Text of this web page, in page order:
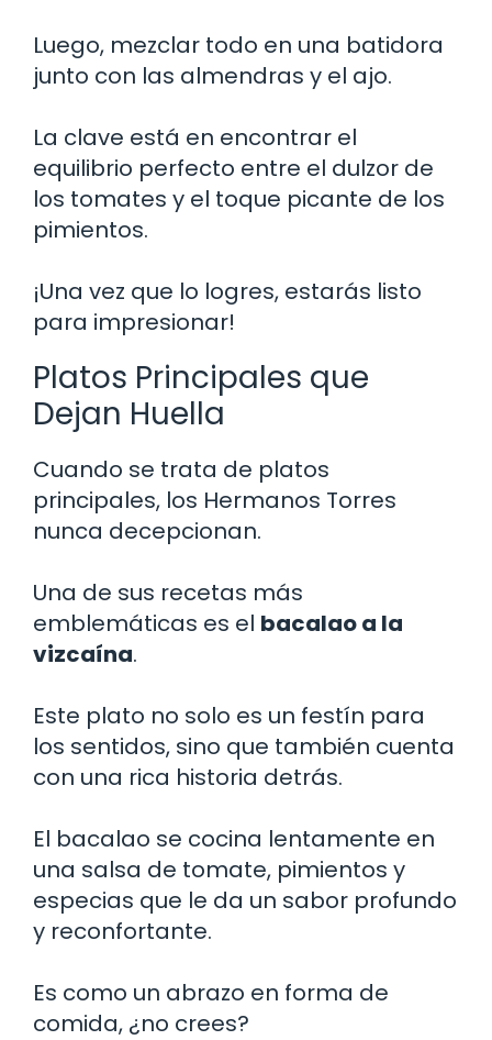
Luego, mezclar todo en una batidora
junto con las almendras y el ajo.
La clave está en encontrar el
equilibrio perfecto entre el dulzor de
los tomates y el toque picante de los
pimientos.
¡Una vez que lo logres, estarás listo
para impresionar!
Platos Principales que
Dejan Huella
Cuando se trata de platos
principales, los Hermanos Torres
nunca decepcionan.
Una de sus recetas más
emblemáticas es el bacalao a la
vizcaína.
Este plato no solo es un festín para
los sentidos, sino que también cuenta
con una rica historia detrás.
El bacalao se cocina lentamente en
una salsa de tomate, pimientos y
especias que le da un sabor profundo
y reconfortante.
Es como un abrazo en forma de
comida, ¿no crees?